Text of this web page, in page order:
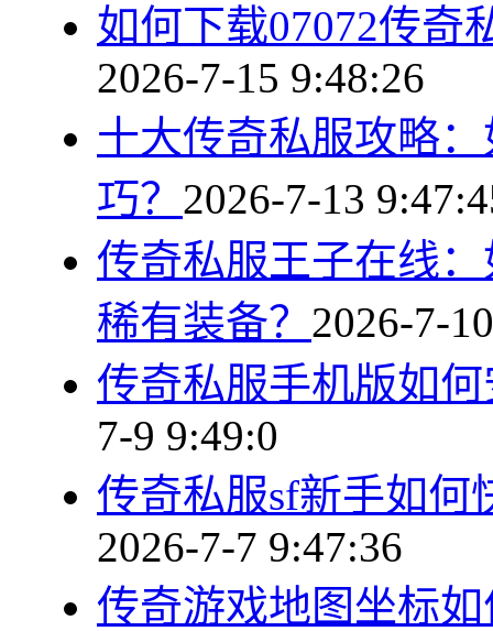
如何下载07072传奇
2026-7-15 9:48:26
十大传奇私服攻略
巧？ 2026-7-13
传奇私服王子在线
稀有装备？ 2026-7-
传奇私服手机版如
7-9 9:49:0
传奇私服sf新手如何
2026-7-7 9:47:36
传奇游戏地图坐标